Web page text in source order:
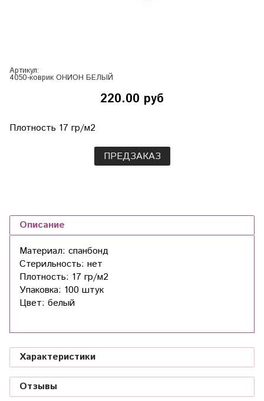
Артикул:
4050-коврик ОНИОН БЕЛЫЙ
220.00 руб
Плотность 17 гр/м2
ПРЕДЗАКАЗ
Описание
Материал: спанбонд
Стерильность: нет
Плотность: 17 гр/м2
Упаковка: 100 штук
Цвет: белый
Характеристики
Отзывы